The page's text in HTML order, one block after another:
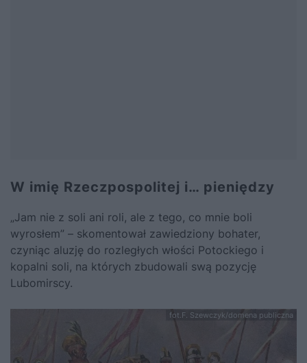
W imię Rzeczpospolitej i… pieniędzy
„Jam nie z soli ani roli, ale z tego, co mnie boli
wyrosłem” – skomentował zawiedziony bohater,
czyniąc aluzję do rozległych włości Potockiego i
kopalni soli, na których zbudowali swą pozycję
Lubomirscy.
fot.F. Szewczyk/domena publiczna